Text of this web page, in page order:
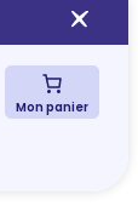
Mon panier